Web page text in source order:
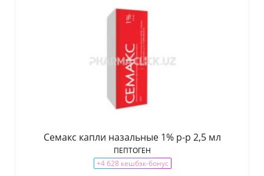
Семакс капли назальные 1% р-р 2,5 мл
ПЕПТОГЕН
+4 628 кешбэк-бонус